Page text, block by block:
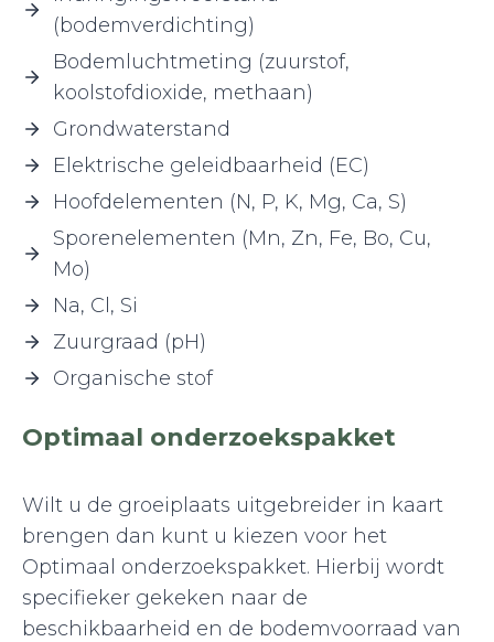
(bodemverdichting)
Bodemluchtmeting (zuurstof,
koolstofdioxide, methaan)
Grondwaterstand
Elektrische geleidbaarheid (EC)
Hoofdelementen (N, P, K, Mg, Ca, S)
Sporenelementen (Mn, Zn, Fe, Bo, Cu,
Mo)
Na, Cl, Si
Zuurgraad (pH)
Organische stof
Optimaal onderzoekspakket
Wilt u de groeiplaats uitgebreider in kaart
brengen dan kunt u kiezen voor het
Optimaal onderzoekspakket. Hierbij wordt
specifieker gekeken naar de
beschikbaarheid en de bodemvoorraad van